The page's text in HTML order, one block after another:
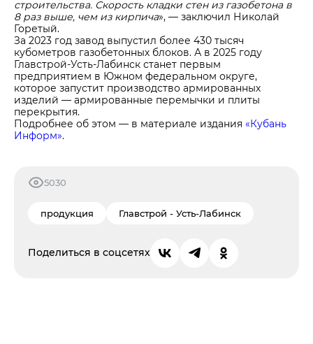
строительства. Скорость кладки стен из газобетона в
8 раз выше, чем из кирпича», — заключил Николай
Горетый.
За 2023 год завод выпустил более 430 тысяч
кубометров газобетонных блоков. А в 2025 году
Главстрой-Усть-Лабинск станет первым
предприятием в Южном федеральном округе,
которое запустит производство армированных
изделий — армированные перемычки и плиты
перекрытия.
Подробнее об этом — в материале издания «Кубань
Информ».
5030
продукция Главстрой - Усть-Лабинск
Поделиться в соцсетях